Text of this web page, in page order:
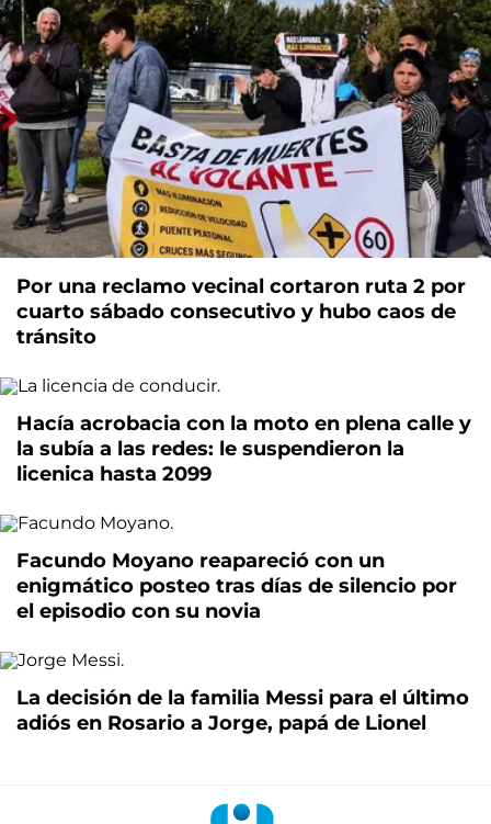
Por una reclamo vecinal cortaron ruta 2 por
cuarto sábado consecutivo y hubo caos de
tránsito
Hacía acrobacia con la moto en plena calle y
la subía a las redes: le suspendieron la
licenica hasta 2099
Facundo Moyano reapareció con un
enigmático posteo tras días de silencio por
el episodio con su novia
La decisión de la familia Messi para el último
adiós en Rosario a Jorge, papá de Lionel